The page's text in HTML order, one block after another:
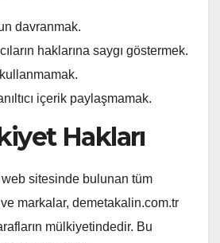
davranmak.
haklarına saygı göstermek.
içerik paylaşmamak.
Hakları
sitesinde bulunan tüm
markalar, demetakalin.com.tr
mülkiyetindedir. Bu